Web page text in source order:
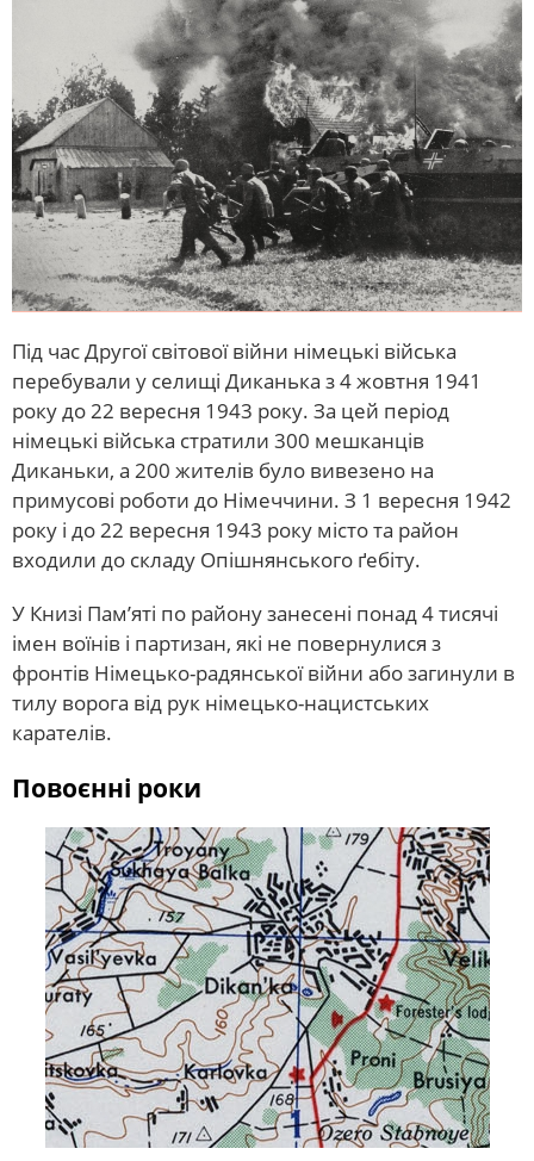
Під час Другої світової війни німецькі війська
перебували у селищі Диканька з 4 жовтня 1941
року до 22 вересня 1943 року. За цей період
німецькі війська стратили 300 мешканців
Диканьки, а 200 жителів було вивезено на
примусові роботи до Німеччини. З 1 вересня 1942
року і до 22 вересня 1943 року місто та район
входили до складу Опішнянського ґебіту.
У Книзі Пам’яті по району занесені понад 4 тисячі
імен воїнів і партизан, які не повернулися з
фронтів Німецько-радянської війни або загинули в
тилу ворога від рук німецько-нацистських
карателів.
Повоєнні роки